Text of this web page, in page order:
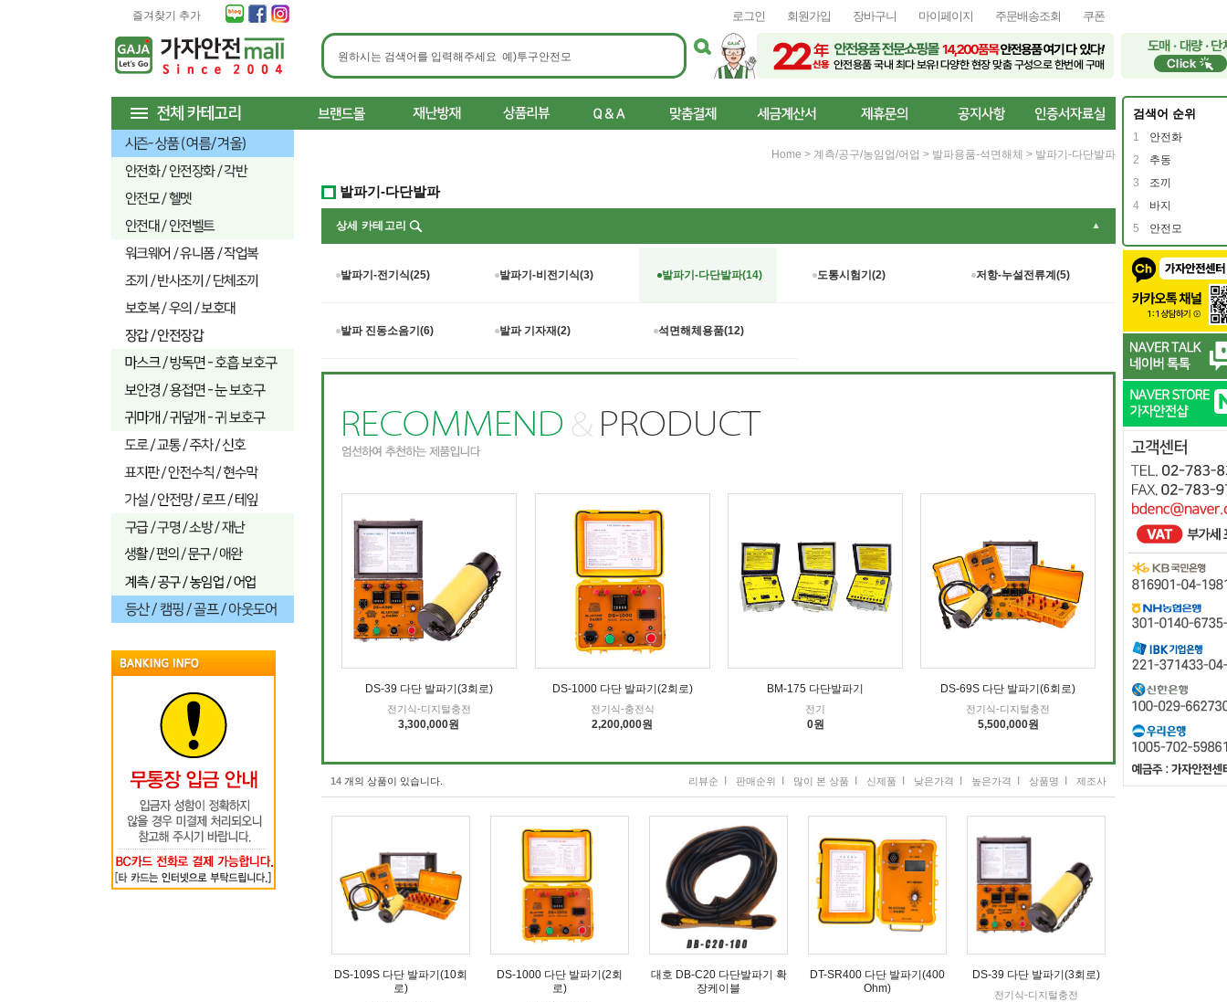
검색어 순위
1
안전화
2
추동
3
조끼
4
바지
5
안전모
즐겨찾기 추가 로그인 회원가입 장바구니 마이페이지 주문배송조회 쿠폰
Home > 계측/공구/농임업/어업 > 발파용품-석면해체 > 발파기-다단발파
발파기-다단발파
상세 카테고리 ▼
발파기-전기식(25) 발파기-비전기식(3) 발파기-다단발파(14) 도통시험기(2) 저항-누설전류계(5)
발파 진동소음기(6) 발파 기자재(2) 석면해체용품(12)
DS-39 다단 발파기(3회로)
전기식-디지털충전
3,300,000원
DS-1000 다단 발파기(2회로)
전기식-충전식
2,200,000원
BM-175 다단발파기
전기
0원
DS-69S 다단 발파기(6회로)
전기식-디지털충전
5,500,000원
14 개의 상품이 있습니다. 리뷰순 판매순위 많이 본 상품 신제품 낮은가격 높은가격 상품명 제조사
DS-109S 다단 발파기(10회
로)
DS-1000 다단 발파기(2회
로)
대호 DB-C20 다단발파기 확
장케이블
DT-SR400 다단 발파기(400
Ohm)
DS-39 다단 발파기(3회로)
전기식-디지털충전